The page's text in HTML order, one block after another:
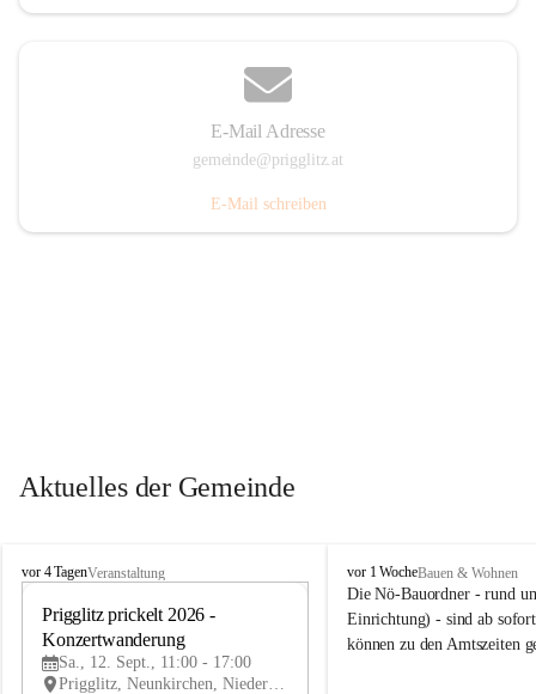
E-Mail Adresse
gemeinde@prigglitz.at
E-Mail schreiben
Aktuelles der Gemeinde
P
vor 4 TagenVeranstaltung
Prigglitz prickelt 2026 -
Konzertwanderung
Sa., 12. Sept., 11:00 - 17:00
Prigglitz, Neunkirchen, Niederösterreich, AUT
P
r
i
g
vor 1 WocheBauen & Wohnen
Die Nö-Bauordner - rund
Einrichtung) - sind ab
können zu den Amtszeiten